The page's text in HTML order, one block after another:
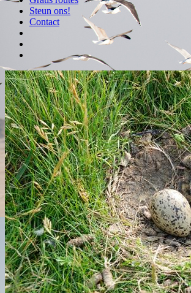
Steun ons!
Contact